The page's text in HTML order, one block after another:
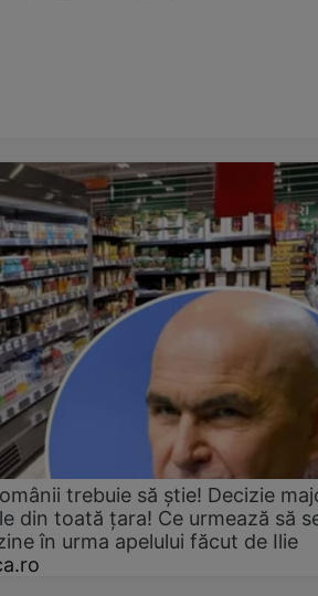
trebuie să știe! Decizie
din toată țara! Ce urmează să
în urma apelului făcut de Ilie